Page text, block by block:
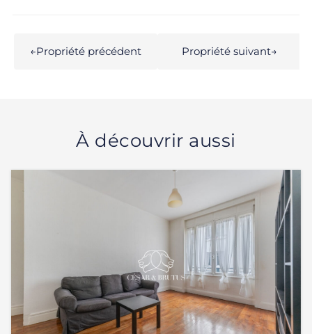
←Propriété précédent Propriété suivant→
À découvrir aussi